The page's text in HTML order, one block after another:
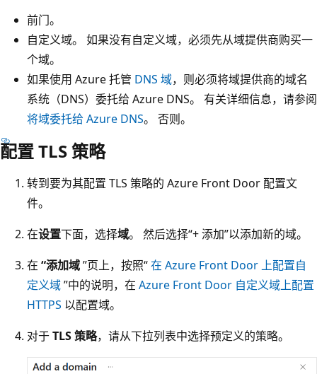
前门。
自定义域。 如果没有自定义域，必须先从域提供商购买一
个域。
如果使用 Azure 托管 DNS 域，则必须将域提供商的域名
系统（DNS）委托给 Azure DNS。 有关详细信息，请参阅
将域委托给 Azure DNS。 否则。
配置 TLS 策略
转到要为其配置 TLS 策略的 Azure Front Door 配置文
件。
在设置下面，选择域。 然后选择“+ 添加”以添加新的域。
在 “添加域”页上，按照“在 Azure Front Door 上配置自
定义域”中的说明，在 Azure Front Door 自定义域上配置
HTTPS 以配置域。
对于TLS 策略，请从下拉列表中选择预定义的策略。